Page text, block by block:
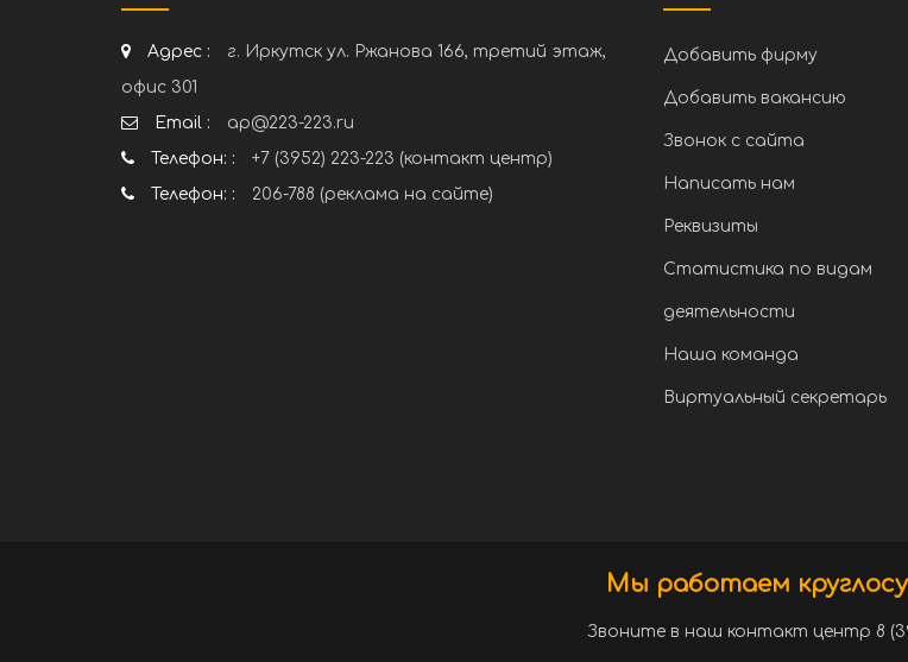
Адрес :
г. Иркутск ул. Ржанова 166, третий этаж,
офис 301
Email :
ap@223-223.ru
Телефон: :
+7 (3952) 223-223 (контакт центр)
Телефон: :
206-788 (реклама на сайте)
Добавить фирму
Добавить вакансию
Звонок с сайта
Написать нам
Реквизиты
Статистика по видам
деятельности
Наша команда
Виртуальный секретарь
Мы работаем
Звоните в наш контакт центр 8